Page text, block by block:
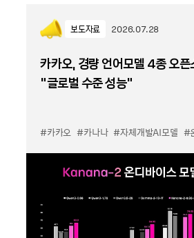
보도자료 2026.07.28
카카오, 경량 언어모델 4종 오픈
“글로벌 수준 성능”
#카카오 #카나나 #자체개발AI모델 #